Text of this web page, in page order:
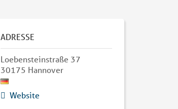
ADRESSE
Loebensteinstraße 37
30175 Hannover
Website